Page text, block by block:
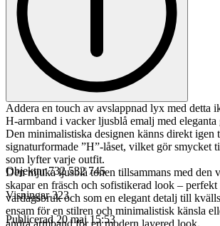
Addera en touch av avslappnad lyx med detta
H-armband i vacker ljusblå emalj med eleganta
Den minimalistiska designen känns direkt igen
signaturformade ”H”-låset, vilket gör smycket
som lyfter varje outfit.
Den mjuka ljusblå tonen tillsammans med den
skapar en fräsch och sofistikerad look – perfekt
vardagsbruk och som en elegant detalj till
ensam för en stilren och minimalistisk känsla
Objektnr 732 532 745
Visningar 323
Publicerad 20 maj 15:53